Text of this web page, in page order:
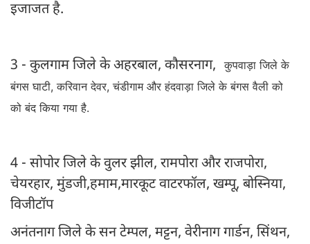
इजाजत है.
3 - कुलगाम जिले के अहरबाल, कौसरनाग,
कुपवाड़ा जिले के
बंगस घाटी, करिवान देवर, चंडीगाम और हंदवाड़ा जिले के बंगस वैली को
को बंद किया गया है.
4 - सोपोर जिले के वुलर झील, रामपोरा और राजपोरा,
चेयरहार, मुंडजी,हमाम,मारकूट वाटरफॉल, खम्पू, बोस्निया,
विजीटॉप
अनंतनाग जिले के सन टेम्पल, मट्टन, वेरीनाग गार्डन, सिंथन,